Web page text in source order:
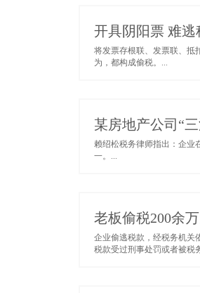
开具阴阳票 难逃
将发票存根联、发票联、抵
为，都构成偷税。...
某房地产公司“
赖绍松税务律师指出：企业
一。...
老板偷税200余
企业偷逃税款，经税务机关
税款受过刑事处罚或者被税